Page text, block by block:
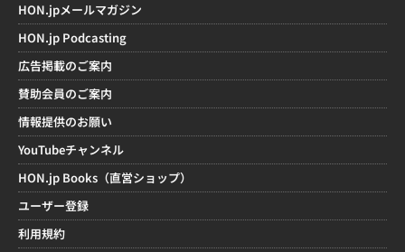
HON.jpメールマガジン
HON.jp Podcasting
広告掲載のご案内
賛助会員のご案内
情報提供のお願い
YouTubeチャンネル
HON.jp Books（直営ショップ）
ユーザー登録
利用規約